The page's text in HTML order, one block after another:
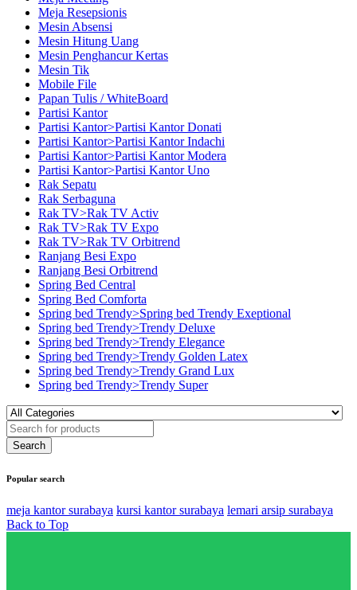
Meja Resepsionis
Mesin Absensi
Mesin Hitung Uang
Mesin Penghancur Kertas
Mesin Tik
Mobile File
Papan Tulis / WhiteBoard
Partisi Kantor
Partisi Kantor>Partisi Kantor Donati
Partisi Kantor>Partisi Kantor Indachi
Partisi Kantor>Partisi Kantor Modera
Partisi Kantor>Partisi Kantor Uno
Rak Sepatu
Rak Serbaguna
Rak TV>Rak TV Activ
Rak TV>Rak TV Expo
Rak TV>Rak TV Orbitrend
Ranjang Besi Expo
Ranjang Besi Orbitrend
Spring Bed Central
Spring Bed Comforta
Spring bed Trendy>Spring bed Trendy Exeptional
Spring bed Trendy>Trendy Deluxe
Spring bed Trendy>Trendy Elegance
Spring bed Trendy>Trendy Golden Latex
Spring bed Trendy>Trendy Grand Lux
Spring bed Trendy>Trendy Super
Popular search
meja kantor surabaya kursi kantor surabaya lemari arsip surabaya
Back to Top